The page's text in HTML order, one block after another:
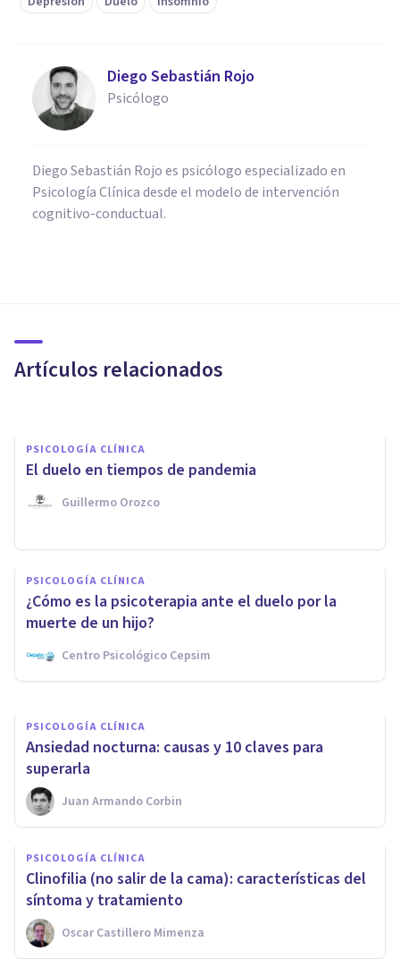
Diego Sebastián Rojo
Psicólogo
Diego Sebastián Rojo es psicólogo especializado en
Psicología Clínica desde el modelo de intervención
cognitivo-conductual.
Artículos relacionados
causas y qué hacer
PSICOLOGÍA CLÍNICA
El duelo en tiempos de pandemia
Guillermo Orozco
PSICOLOGÍA CLÍNICA
¿Cómo es la psicoterapia ante el duelo por la
muerte de un hijo?
Centro Psicológico Cepsim
¿Qué es el trauma y qué
técnica es la más eficaz para
sanarlo?
Isaac Díaz Oliván
PSICOLOGÍA CLÍNICA
Ansiedad nocturna: causas y 10 claves para
superarla
Juan Armando Corbin
PSICOLOGÍA CLÍNICA
Clinofilia (no salir de la cama): características del
síntoma y tratamiento
Oscar Castillero Mimenza